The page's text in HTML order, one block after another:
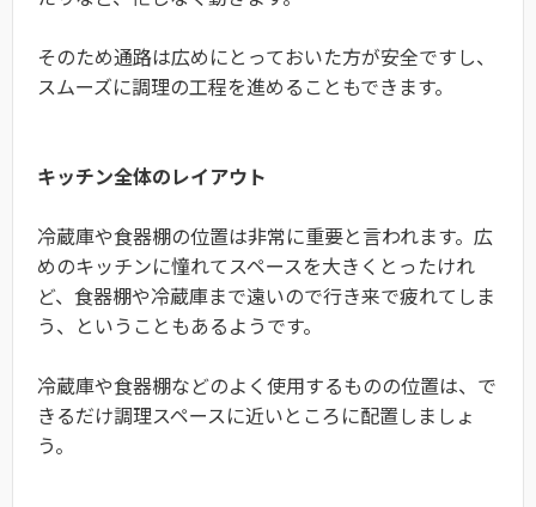
そのため通路は広めにとっておいた方が安全ですし、
スムーズに調理の工程を進めることもできます。
キッチン全体のレイアウト
冷蔵庫や食器棚の位置は非常に重要と言われます。広
めのキッチンに憧れてスペースを大きくとったけれ
ど、食器棚や冷蔵庫まで遠いので行き来で疲れてしま
う、ということもあるようです。
冷蔵庫や食器棚などのよく使用するものの位置は、で
きるだけ調理スペースに近いところに配置しましょ
う。